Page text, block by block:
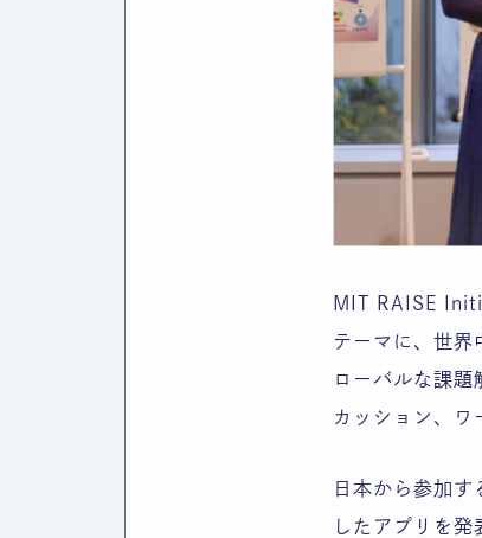
MIT RAISE
テーマに、世界
ローバルな課
カッション、ワ
日本から参加
したアプリを